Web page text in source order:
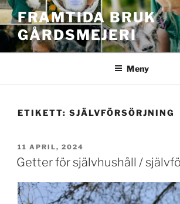
Hoppa
till
innehåll
FRAMTIDA BRUK
GÅRDSMEJERI
Meny
ETIKETT: SJÄLVFÖRSÖRJNING
PUBLICERAT
11 APRIL, 2024
Getter för självhushåll /